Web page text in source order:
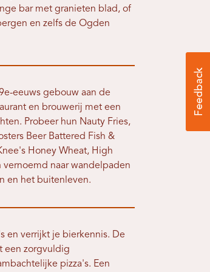
bar met granieten blad, of
en zelfs de Ogden
eeuws gebouw aan de
en brouwerij met een
Probeer hun Nauty Fries,
Beer Battered Fish &
Honey Wheat, High
vernoemd naar wandelpaden
en het buitenleven.
en verrijkt je bierkennis. De
een zorgvuldig
pizza's. Een